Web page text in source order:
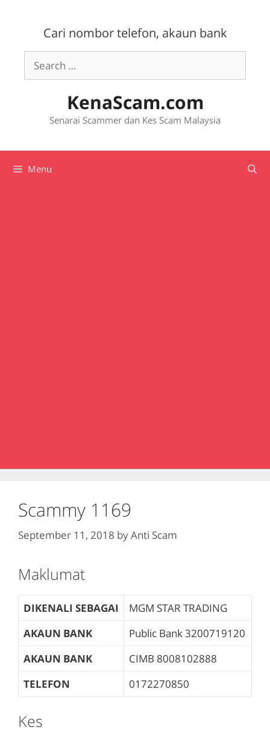
Cari nombor telefon, akaun bank
Search
for:
KenaScam.com
Senarai Scammer dan Kes Scam Malaysia
Menu
Scammy 1169
September 11, 2018 byAnti Scam
Maklumat
DIKENALI SEBAGAI
MGM STAR TRADING
AKAUN BANK
Public Bank 3200719120
AKAUN BANK
CIMB 8008102888
TELEFON
0172270850
Kes